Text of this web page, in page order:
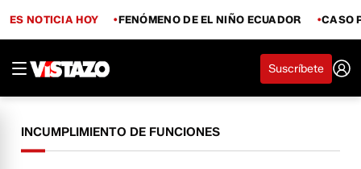
ES NOTICIA HOY FENÓMENO DE EL NIÑO ECUADOR CASO
Suscríbete
INCUMPLIMIENTO DE FUNCIONES